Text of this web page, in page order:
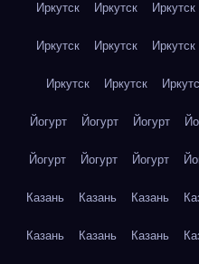
Иркутск Иркутск Иркутск
Иркутск Иркутск Иркутск
Иркутск Иркутск
Йогурт Йогурт Йогурт
Йогурт Йогурт Йогурт
Казань Казань Казань
Казань Казань Казань